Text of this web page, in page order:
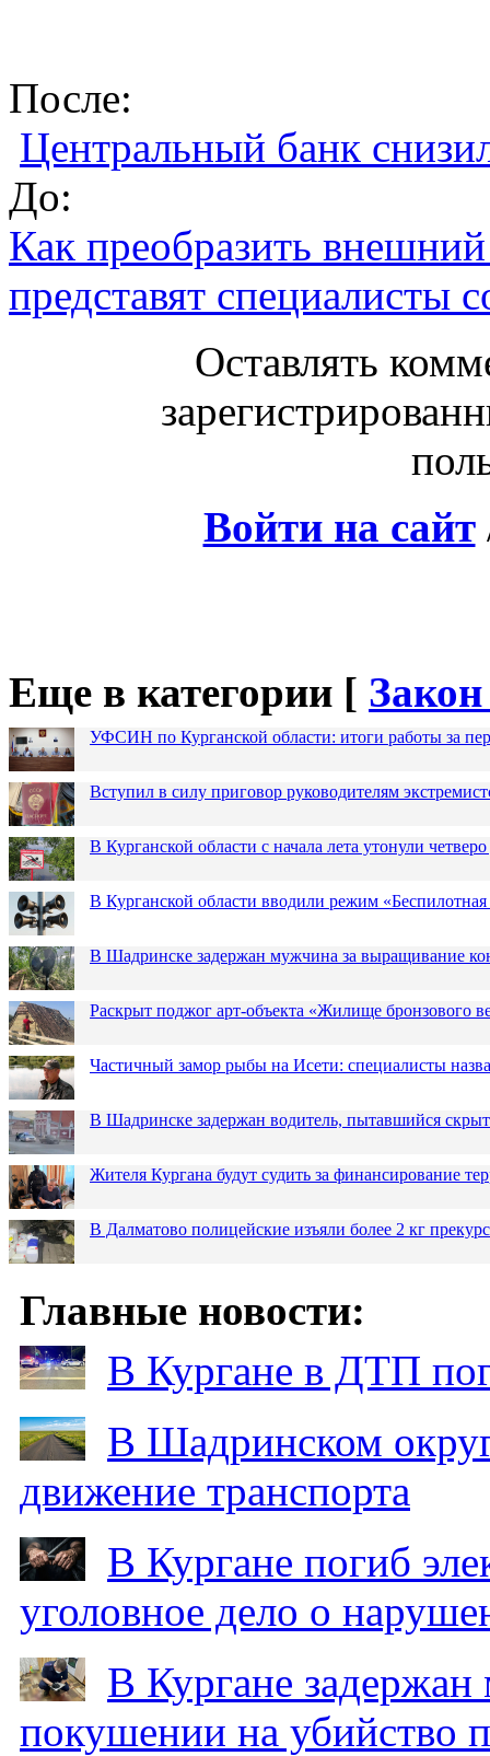
После:
Центральный банк
До:
Как преобразить
представят специалисты
Оставлять
Войти на сайт
Еще в категории [
УФСИН по Курганской области: итоги работы за
Вступил в силу приговор руководителям
В Курганской области с начала лета утонули четверо
В Курганской области вводили режим «Беспилотная
В Шадринске задержан мужчина за выращивание
Раскрыт поджог арт-объекта «Жилище бронзового
Частичный замор рыбы на Исети: специалисты
В Шадринске задержан водитель, пытавшийся
Жителя Кургана будут судить за финансирование
В Далматово полицейские изъяли более 2 кг
Главные новости:
В Кургане в ДТП
В Шадринском
движение транспорта
В Кургане погиб
уголовное дело о
В Кургане
покушении на убийство